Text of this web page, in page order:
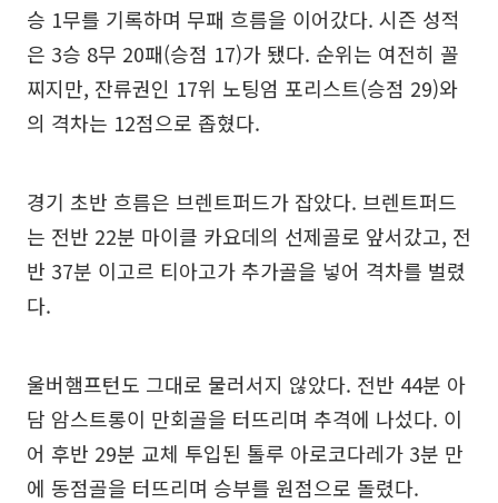
승 1무를 기록하며 무패 흐름을 이어갔다. 시즌 성적
은 3승 8무 20패(승점 17)가 됐다. 순위는 여전히 꼴
찌지만, 잔류권인 17위 노팅엄 포리스트(승점 29)와
의 격차는 12점으로 좁혔다.
경기 초반 흐름은 브렌트퍼드가 잡았다. 브렌트퍼드
는 전반 22분 마이클 카요데의 선제골로 앞서갔고, 전
반 37분 이고르 티아고가 추가골을 넣어 격차를 벌렸
다.
울버햄프턴도 그대로 물러서지 않았다. 전반 44분 아
담 암스트롱이 만회골을 터뜨리며 추격에 나섰다. 이
어 후반 29분 교체 투입된 톨루 아로코다레가 3분 만
에 동점골을 터뜨리며 승부를 원점으로 돌렸다.